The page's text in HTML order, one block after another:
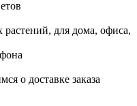
для дома, офиса,
о доставке заказа